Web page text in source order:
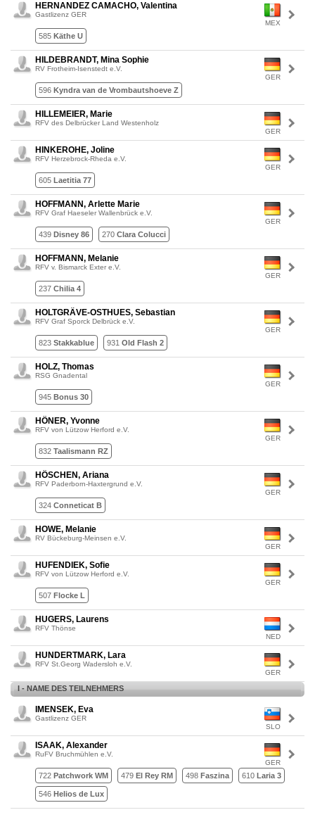
MEX
HERNANDEZ CAMACHO, Valentina
Gastlizenz GER
585 Käthe U
GER
HILDEBRANDT, Mina Sophie
RV Frotheim-Isenstedt e.V.
596 Kyndra van de Vrombautshoeve Z
GER
HILLEMEIER, Marie
RFV des Delbrücker Land Westenholz
GER
HINKEROHE, Joline
RFV Herzebrock-Rheda e.V.
605 Laetitia 77
GER
HOFFMANN, Arlette Marie
RFV Graf Haeseler Wallenbrück e.V.
439 Disney 86 270 Clara Colucci
GER
HOFFMANN, Melanie
RFV v. Bismarck Exter e.V.
237 Chilia 4
GER
HOLTGRÄVE-OSTHUES, Sebastian
RFV Graf Sporck Delbrück e.V.
823 Stakkablue 931 Old Flash 2
GER
HOLZ, Thomas
RSG Gnadental
945 Bonus 30
GER
HÖNER, Yvonne
RFV von Lützow Herford e.V.
832 Taalismann RZ
GER
HÖSCHEN, Ariana
RFV Paderborn-Haxtergrund e.V.
324 Conneticat B
GER
HOWE, Melanie
RV Bückeburg-Meinsen e.V.
GER
HUFENDIEK, Sofie
RFV von Lützow Herford e.V.
507 Flocke L
NED
HUGERS, Laurens
RFV Thönse
GER
HUNDERTMARK, Lara
RFV St.Georg Wadersloh e.V.
I - NAME DES TEILNEHMERS
SLO
IMENSEK, Eva
Gastlizenz GER
GER
ISAAK, Alexander
RuFV Bruchmühlen e.V.
722 Patchwork WM 479 El Rey RM 498 Faszina 610 Laria 3
546 Helios de Lux